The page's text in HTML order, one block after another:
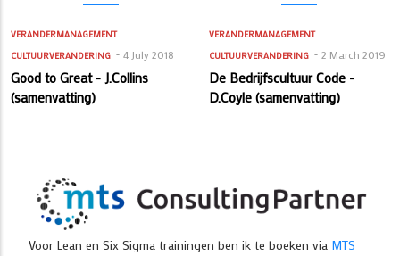
VERANDERMANAGEMENT
CULTUURVERANDERING
4 July 2018
Good to Great - J.Collins
(samenvatting)
VERANDERMANAGEMENT
CULTUURVERANDERING
2 March 2019
De Bedrijfscultuur Code -
D.Coyle (samenvatting)
Voor Lean en Six Sigma trainingen ben ik te boeken via MTS